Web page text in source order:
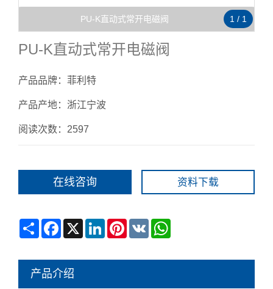
PU-K直动式常开电磁阀 1 / 1
PU-K直动式常开电磁阀
产品品牌：菲利特
产品产地：浙江宁波
阅读次数：2597
在线咨询 资料下载
Share Facebook
X LinkedInPinterest
VK
产品介绍